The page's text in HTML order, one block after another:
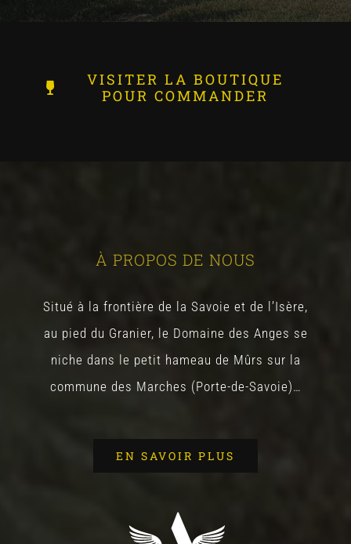
VISITER LA BOUTIQUE
POUR COMMANDER
À PROPOS DE NOUS
Situé à la frontière de la Savoie et de l’Isère,
au pied du Granier, le Domaine des Anges se
niche dans le petit hameau de Mûrs sur la
commune des Marches (Porte-de-Savoie)…
EN SAVOIR PLUS